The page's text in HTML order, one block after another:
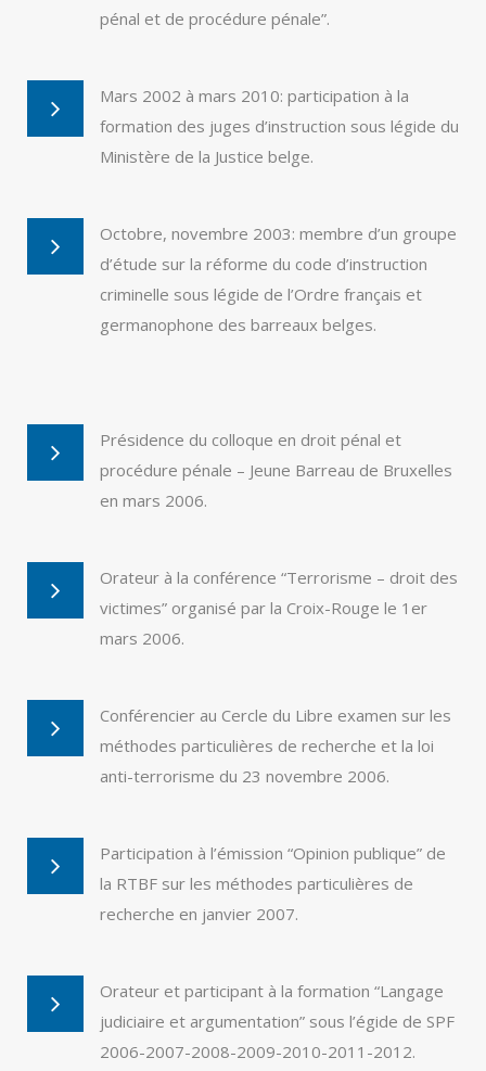
pénal et de procédure pénale”.
Mars 2002 à mars 2010: participation à la
formation des juges d’instruction sous légide du
Ministère de la Justice belge.
Octobre, novembre 2003: membre d’un groupe
d’étude sur la réforme du code d’instruction
criminelle sous légide de l’Ordre français et
germanophone des barreaux belges.
Présidence du colloque en droit pénal et
procédure pénale – Jeune Barreau de Bruxelles
en mars 2006.
Orateur à la conférence “Terrorisme – droit des
victimes” organisé par la Croix-Rouge le 1er
mars 2006.
Conférencier au Cercle du Libre examen sur les
méthodes particulières de recherche et la loi
anti-terrorisme du 23 novembre 2006.
Participation à l’émission “Opinion publique” de
la RTBF sur les méthodes particulières de
recherche en janvier 2007.
Orateur et participant à la formation “Langage
judiciaire et argumentation” sous l’égide de SPF
2006-2007-2008-2009-2010-2011-2012.